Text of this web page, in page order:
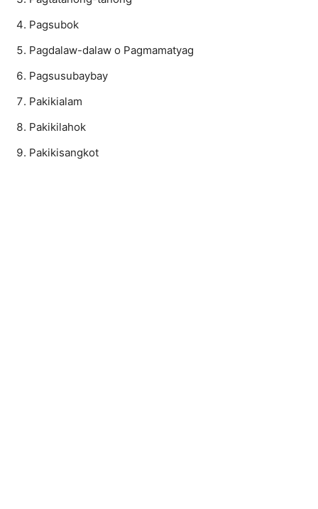
Pagsubok
Pagdalaw-dalaw o Pagmamatyag
Pagsusubaybay
Pakikialam
Pakikilahok
Pakikisangkot